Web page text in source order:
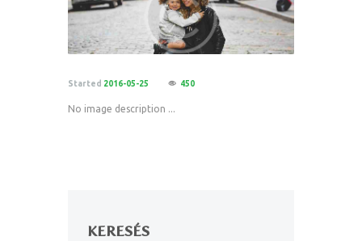
Started 2016-05-25 450
No image description ...
KERESÉS